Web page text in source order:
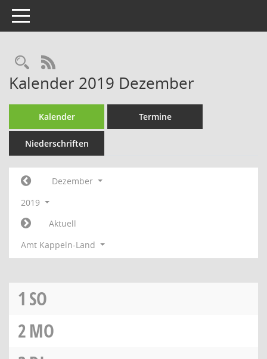
Toggle navigation
Rechercheauswahl
RSS-Feed
Kalender 2019 Dezember
Kalender Termine
Niederschriften
Dezember
2019
Aktuell
Amt Kappeln-Land
1 SO
2MO